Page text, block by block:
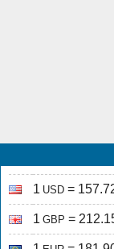
1 USD =
1 GBP =